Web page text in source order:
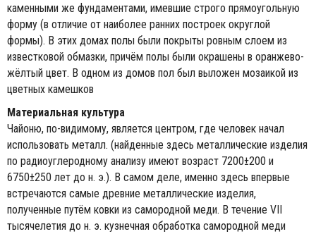
каменными же фундаментами, имевшие строго прямоугольную
форму (в отличие от наиболее ранних построек округлой
формы). В этих домах полы были покрыты ровным слоем из
известковой обмазки, причём полы были окрашены в оранжево-
жёлтый цвет. В одном из домов пол был выложен мозаикой из
цветных камешков
Материальная культура
Чайоню, по-видимому, является центром, где человек начал
использовать металл. (найденные здесь металлические изделия
по радиоуглеродному анализу имеют возраст 7200±200 и
6750±250 лет до н. э.). В самом деле, именно здесь впервые
встречаются самые древние металлические изделия,
полученные путём ковки из самородной меди. В течение VII
тысячелетия до н. э. кузнечная обработка самородной меди